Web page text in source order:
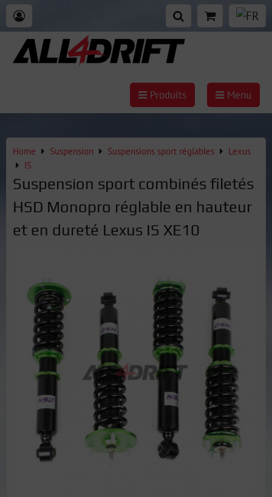
Produits Menu
Home Suspension Suspensions sport réglables
Lexus
IS
Suspension sport combinés filetés
HSD Monopro réglable en hauteur
et en dureté Lexus IS XE10